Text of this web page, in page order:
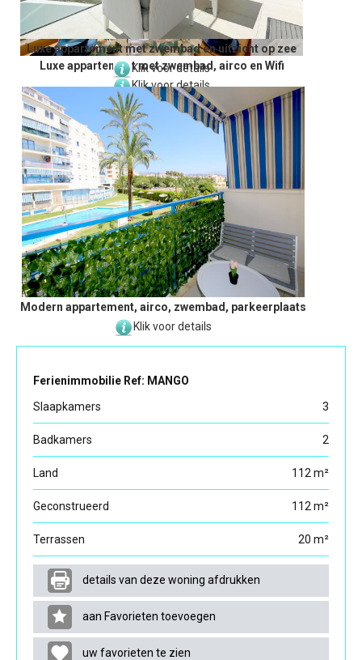
Luxe appartement met zwembad, airco en Wifi
Klik voor details
Luxe appartement met zwembad en uitzicht op zee
Klik voor details
Modern appartement, airco, zwembad, parkeerplaats
Klik voor details
Ferienimmobilie Ref: MANGO
Slaapkamers
3
Badkamers 2
Land 112 m²
Geconstrueerd 112 m²
Terrassen 20 m²
details van deze woning afdrukken
aan Favorieten toevoegen
uw favorieten te zien